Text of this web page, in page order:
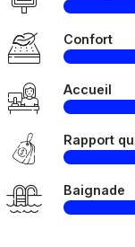
Confort
Accueil
Rapport
Baignade